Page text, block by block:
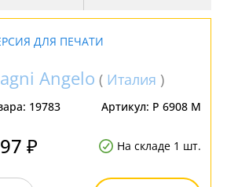
ДЛЯ ПЕЧАТИ
Angelo ( Италия )
19783 Артикул: P 6908 M
₽ На складе 1 шт.